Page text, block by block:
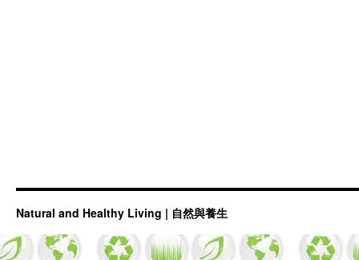
Natural and Healthy Living | 自然與養生